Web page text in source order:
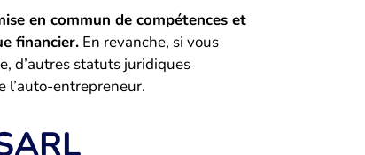
en commun de compétences et
financier. En revanche, si vous
d’autres statuts juridiques
l’auto-entrepreneur.